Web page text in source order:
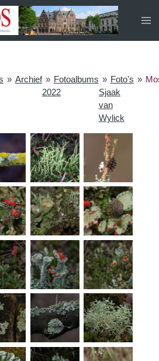
» Archief » Fotoalbums
2022
» Foto's
Sjaak
van
Wylick
»